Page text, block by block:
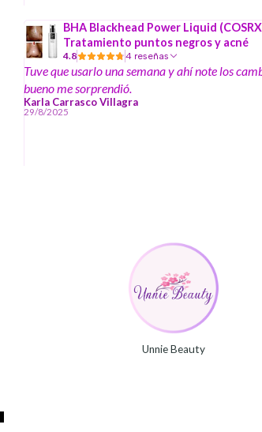
BHA Blackhead Power Liquid
Tratamiento puntos negros y acné
4.8 4 reseñas
Tuve que usarlo una semana y ahí note los
bueno me sorprendió.
Karla Carrasco Villagra
29/8/2025
Unnie Beauty